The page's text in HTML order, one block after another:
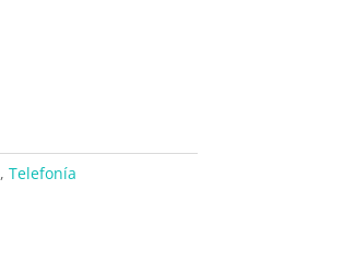
, Telefonía